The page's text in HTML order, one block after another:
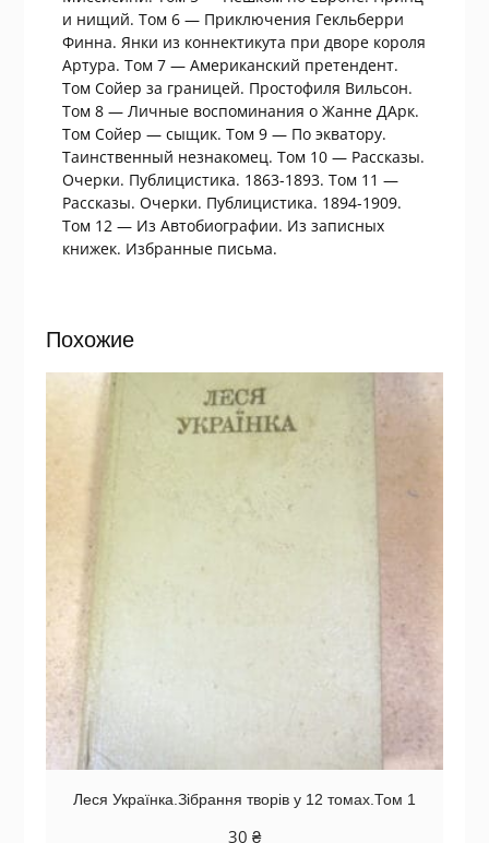
и нищий. Том 6 — Приключения Гекльберри
Финна. Янки из коннектикута при дворе короля
Артура. Том 7 — Американский претендент.
Том Сойер за границей. Простофиля Вильсон.
Том 8 — Личные воспоминания о Жанне ДАрк.
Том Сойер — сыщик. Том 9 — По экватору.
Таинственный незнакомец. Том 10 — Рассказы.
Очерки. Публицистика. 1863-1893. Том 11 —
Рассказы. Очерки. Публицистика. 1894-1909.
Том 12 — Из Автобиографии. Из записных
книжек. Избранные письма.
Похожие
Леся Українка.Зібрання творів у 12 томах.Том 1
30 ₴